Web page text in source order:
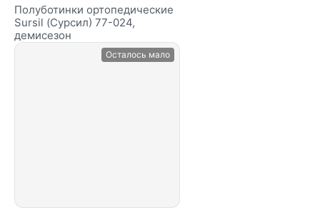
Полуботинки ортопедические
Sursil (Сурсил) 77-024,
демисезон
Осталось мало